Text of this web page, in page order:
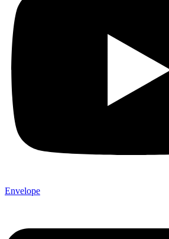
Envelope